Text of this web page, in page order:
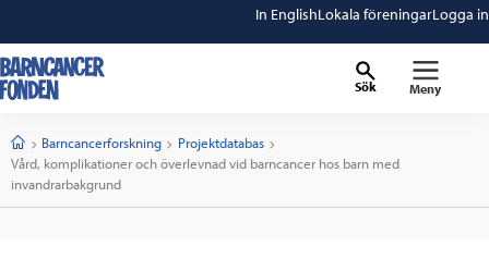
In EnglishLokala föreningarLogga in
Sök Meny
StartBarncancerforskning
Projektdatabas
Current:
Vård, komplikationer och överlevnad vid barncancer hos barn med
invandrarbakgrund